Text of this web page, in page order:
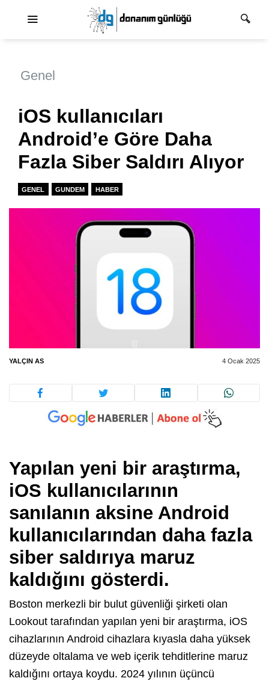
Genel
iOS kullanıcıları
Android’e Göre Daha
Fazla Siber Saldırı Alıyor
GENEL GUNDEM HABER
YALÇIN AS 4 Ocak 2025
Yapılan yeni bir araştırma,
iOS kullanıcılarının
sanılanın aksine Android
kullanıcılarından daha fazla
siber saldırıya maruz
kaldığını gösterdi.
Boston merkezli bir bulut güvenliği şirketi olan
Lookout tarafından yapılan yeni bir araştırma, iOS
cihazlarının Android cihazlara kıyasla daha yüksek
düzeyde oltalama ve web içerik tehditlerine maruz
kaldığını ortaya koydu. 2024 yılının üçüncü